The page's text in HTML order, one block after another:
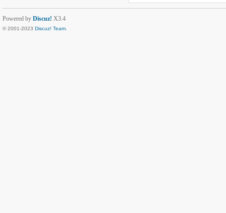
Powered by Discuz! X3.4
© 2001-2023 Discuz! Team